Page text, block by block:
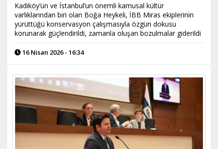
Kadıköy’ün ve İstanbul’un önemli kamusal kültür
varlıklarından biri olan Boğa Heykeli, İBB Miras ekiplerinin
yürüttüğü konservasyon çalışmasıyla özgün dokusu
korunarak güçlendirildi, zamanla oluşan bozulmalar giderildi
16 Nisan 2026 - 16:34